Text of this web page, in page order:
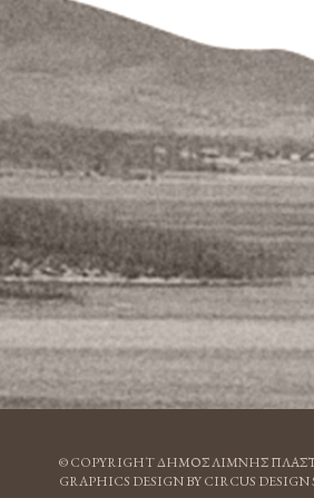
© COPYRIGHT ΔΗΜΟΣ ΛΙΜΝΗΣ
GRAPHICS DESIGN BY CIRCUS